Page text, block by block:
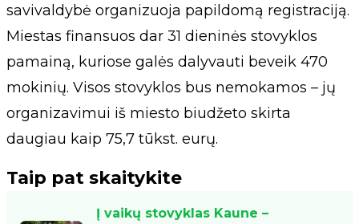
savivaldybė organizuoja papildomą registraciją.
Miestas finansuos dar 31 dieninės stovyklos
pamainą, kuriose galės dalyvauti beveik 470
mokinių. Visos stovyklos bus nemokamos – jų
organizavimui iš miesto biudžeto skirta
daugiau kaip 75,7 tūkst. eurų.
Taip pat skaitykite
Į vaikų stovyklas Kaune –